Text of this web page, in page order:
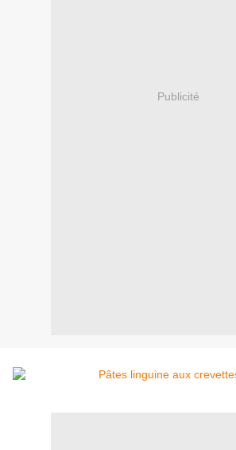
Publicité